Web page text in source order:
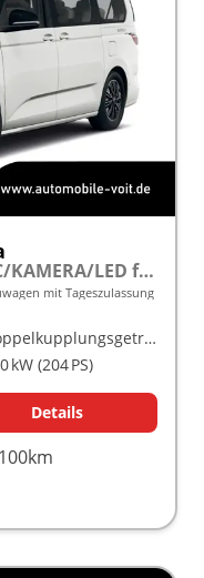
Beach 2.0 TSI 204PS DSG ACC/KAMERA/LED frei konfigurierbar!
mit Tageszulassung
Doppelkupplungsgetriebe (DSG)
kW (204 PS)
Details